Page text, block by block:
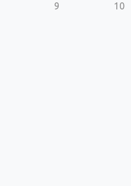
9 10